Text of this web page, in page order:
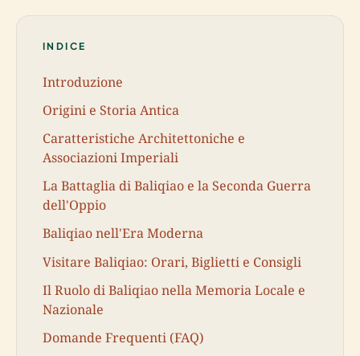
INDICE
Introduzione
Origini e Storia Antica
Caratteristiche Architettoniche e
Associazioni Imperiali
La Battaglia di Baliqiao e la Seconda Guerra
dell'Oppio
Baliqiao nell'Era Moderna
Visitare Baliqiao: Orari, Biglietti e Consigli
Il Ruolo di Baliqiao nella Memoria Locale e
Nazionale
Domande Frequenti (FAQ)